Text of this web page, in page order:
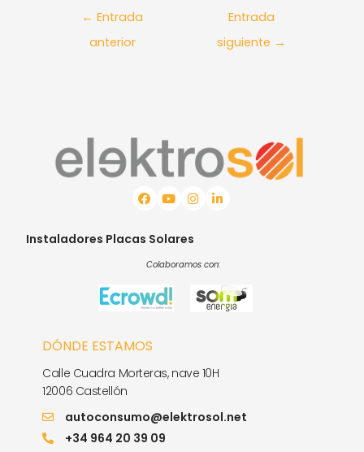
← Entrada
anterior
Entrada
siguiente →
Instaladores Placas Solares
Colaboramos con:
DÓNDE ESTAMOS
Calle Cuadra Morteras, nave 10H
12006 Castellón
autoconsumo@elektrosol.net
+34 964 20 39 09